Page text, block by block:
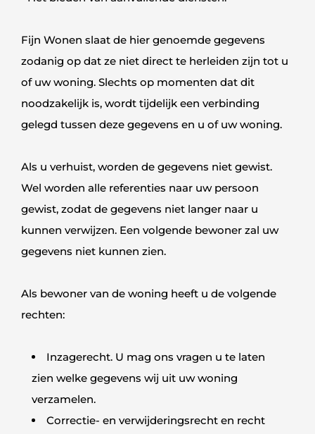
Fijn Wonen slaat de hier genoemde gegevens
zodanig op dat ze niet direct te herleiden zijn tot u
of uw woning. Slechts op momenten dat dit
noodzakelijk is, wordt tijdelijk een verbinding
gelegd tussen deze gegevens en u of uw woning.
Als u verhuist, worden de gegevens niet gewist.
Wel worden alle referenties naar uw persoon
gewist, zodat de gegevens niet langer naar u
kunnen verwijzen. Een volgende bewoner zal uw
gegevens niet kunnen zien.
Als bewoner van de woning heeft u de volgende
rechten:
Inzagerecht. U mag ons vragen u te laten
zien welke gegevens wij uit uw woning
verzamelen.
Correctie- en verwijderingsrecht en recht